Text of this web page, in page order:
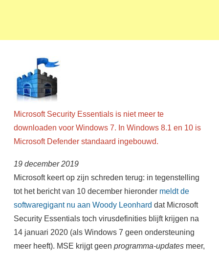
Microsoft Security Essentials is niet meer te
downloaden voor Windows 7. In Windows 8.1 en 10 is
Microsoft Defender standaard ingebouwd.
19 december 2019
Microsoft keert op zijn schreden terug: in tegenstelling
tot het bericht van 10 december hieronder meldt de
softwaregigant nu aan Woody Leonhard dat Microsoft
Security Essentials toch virusdefinities blijft krijgen na
14 januari 2020 (als Windows 7 geen ondersteuning
meer heeft). MSE krijgt geen programma-updatesmeer,